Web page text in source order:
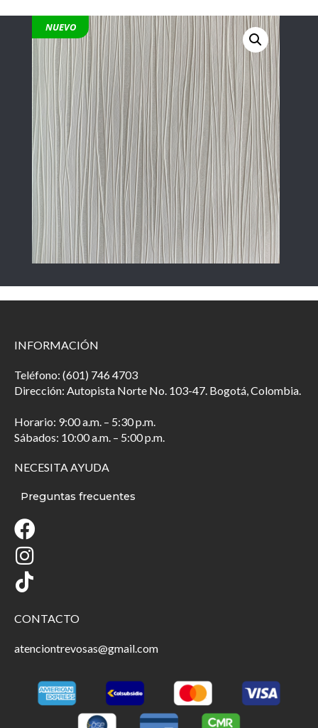
NUEVO
INFORMACIÓN
Teléfono: (601) 746 4703
Dirección: Autopista Norte No. 103-47. Bogotá, Colombia.
Horario: 9:00 a.m. – 5:30 p.m.
Sábados: 10:00 a.m. – 5:00 p.m.
NECESITA AYUDA
Preguntas frecuentes
CONTACTO
atenciontrevosas@gmail.com